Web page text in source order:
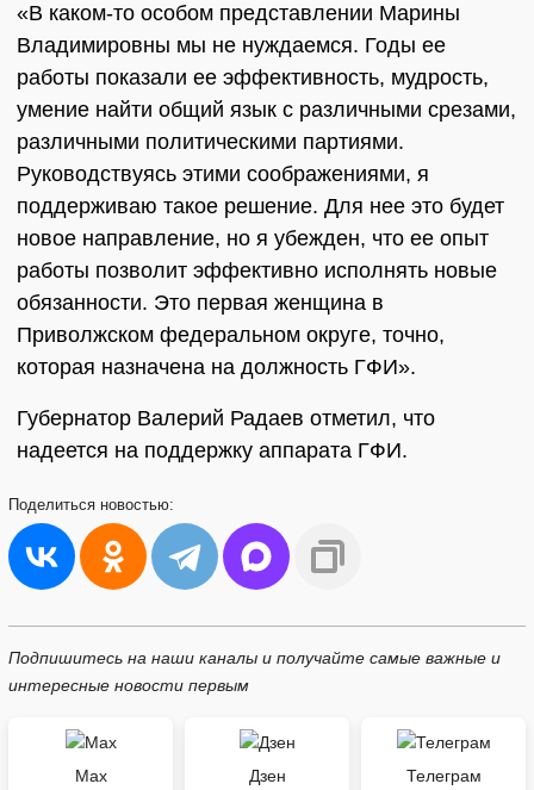
«В каком-то особом представлении Марины
Владимировны мы не нуждаемся. Годы ее
работы показали ее эффективность, мудрость,
умение найти общий язык с различными срезами,
различными политическими партиями.
Руководствуясь этими соображениями, я
поддерживаю такое решение. Для нее это будет
новое направление, но я убежден, что ее опыт
работы позволит эффективно исполнять новые
обязанности. Это первая женщина в
Приволжском федеральном округе, точно,
которая назначена на должность ГФИ».
Губернатор Валерий Радаев отметил, что
надеется на поддержку аппарата ГФИ.
Поделиться новостью:
Подпишитесь на наши каналы и получайте самые важные и
интересные новости первым
Max Дзен Телеграм